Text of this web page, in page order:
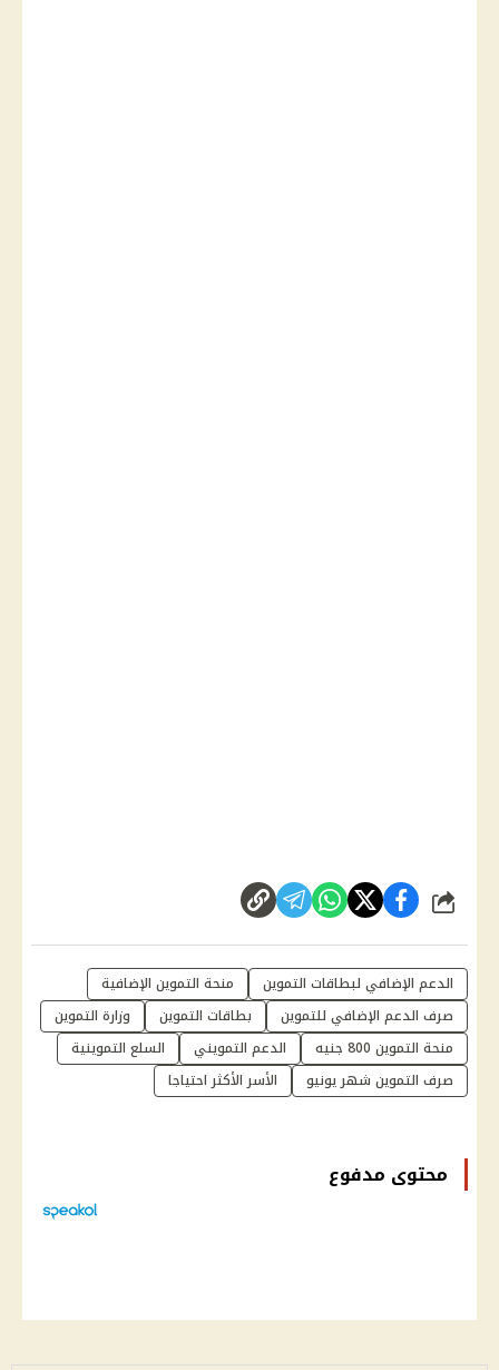
شارك
الدعم الإضافي لبطاقات التموين
منحة التموين الإضافية
صرف الدعم الإضافي للتموين
بطاقات التموين
وزارة التموين
منحة التموين 800 جنيه
الدعم التمويني
السلع التموينية
صرف التموين شهر يونيو
الأسر الأكثر احتياجا
محتوى مدفوع